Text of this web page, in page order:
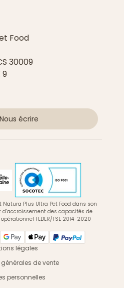
Food
30009
9
Nous écrire
Natura Plus Ultra Pet Food dans son
des capacités de
FEDER/FSE 2014-2020
légales
de vente
personnelles